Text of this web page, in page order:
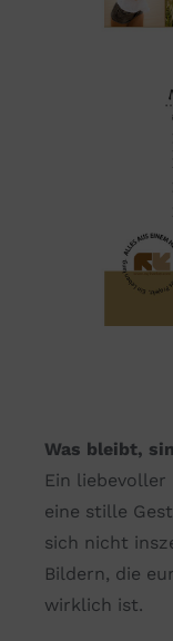
Was bleibt,
Ein liebevoller
eine stille
sich nicht
Bildern, die
wirklich ist.